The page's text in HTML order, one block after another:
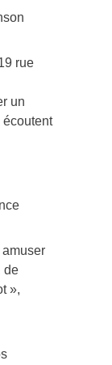
rue
un
écoutent
amuser
de
»,